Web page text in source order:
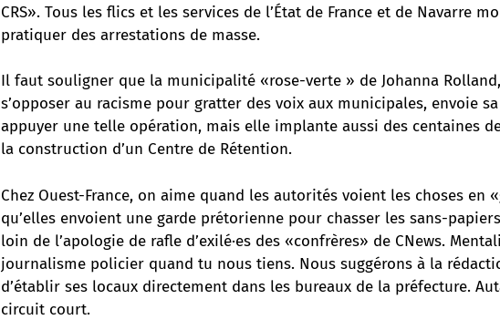
CRS». Tous les flics et les services de l’État de France et de Navarre
pratiquer des arrestations de masse.
Il faut souligner que la municipalité «rose-verte » de Johanna
s’opposer au racisme pour gratter des voix aux municipales, envoie
appuyer une telle opération, mais elle implante aussi des centaines
la construction d’un Centre de Rétention.
Chez Ouest-France, on aime quand les autorités voient les choses en
qu’elles envoient une garde prétorienne pour chasser les sans-
loin de l’apologie de rafle d’exilé·es des «confrères» de CNews.
journalisme policier quand tu nous tiens. Nous suggérons à la
d’établir ses locaux directement dans les bureaux de la préfecture.
circuit court.